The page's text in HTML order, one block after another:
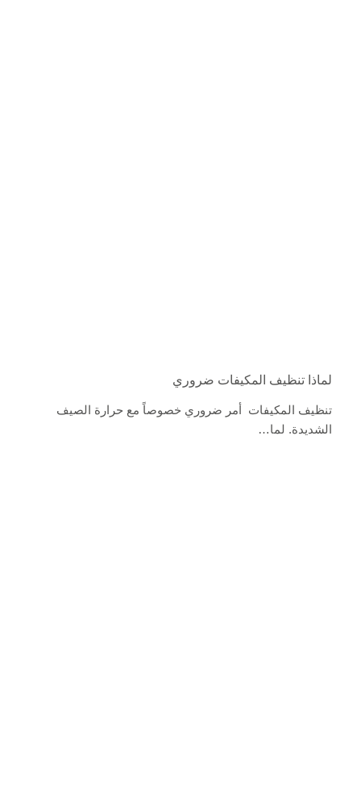
لماذا تنظيف المكيفات ضروري
تنظيف المكيفات أمر ضروري خصوصاً مع حرارة الصيف
الشديدة. لما…